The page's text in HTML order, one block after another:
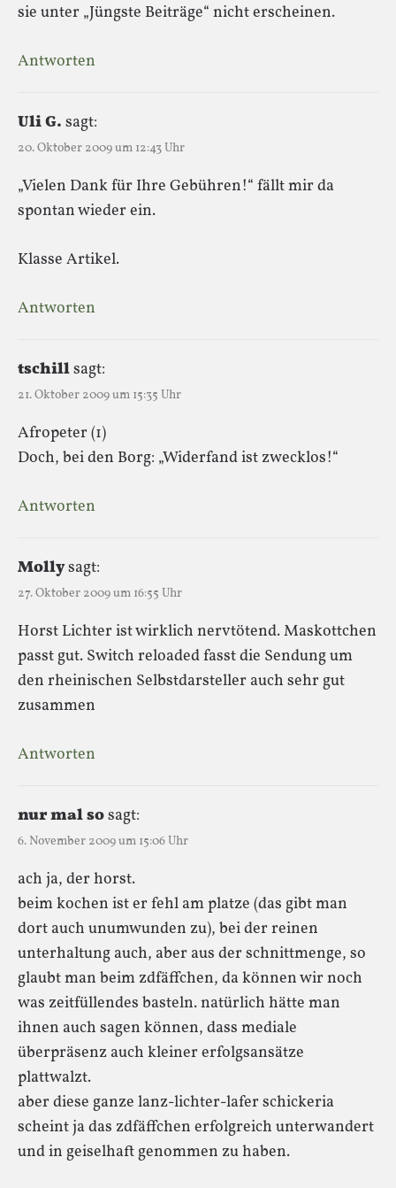
sie unter „Jüngste Beiträge“ nicht erscheinen.
Antworten
Uli G. sagt:
20. Oktober 2009 um 12:43 Uhr
„Vielen Dank für Ihre Gebühren!“ fällt mir da
spontan wieder ein.
Klasse Artikel.
Antworten
tschillsagt:
21. Oktober 2009 um 15:35 Uhr
Afropeter (1)
Doch, bei den Borg: „Widerfand ist zwecklos!“
Antworten
Mollysagt:
27. Oktober 2009 um 16:55 Uhr
Horst Lichter ist wirklich nervtötend. Maskottchen
passt gut. Switch reloaded fasst die Sendung um
den rheinischen Selbstdarsteller auch sehr gut
zusammen
Antworten
nur mal sosagt:
6. November 2009 um 15:06 Uhr
ach ja, der horst.
beim kochen ist er fehl am platze (das gibt man
dort auch unumwunden zu), bei der reinen
unterhaltung auch, aber aus der schnittmenge, so
glaubt man beim zdfäffchen, da können wir noch
was zeitfüllendes basteln. natürlich hätte man
ihnen auch sagen können, dass mediale
überpräsenz auch kleiner erfolgsansätze
plattwalzt.
aber diese ganze lanz-lichter-lafer schickeria
scheint ja das zdfäffchen erfolgreich unterwandert
und in geiselhaft genommen zu haben.